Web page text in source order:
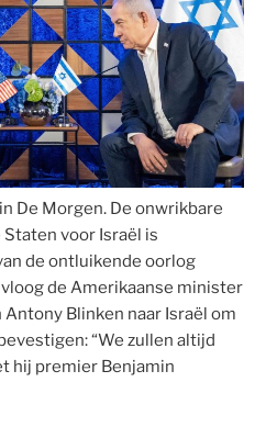
De Morgen. De onwrikbare
voor Israël is
de ontluikende oorlog
de Amerikaanse minister
Blinken naar Israël om
“We zullen altijd
hij premier Benjamin